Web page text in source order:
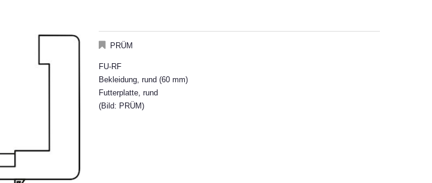
PRÜM
FU-RF
Bekleidung, rund (60 mm)
Futterplatte, rund
(Bild: PRÜM)